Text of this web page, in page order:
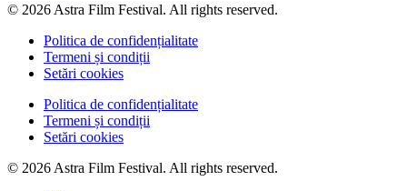
© 2026 Astra Film Festival. All rights reserved.
Politica de confidențialitate
Termeni și condiții
Setări cookies
Politica de confidențialitate
Termeni și condiții
Setări cookies
© 2026 Astra Film Festival. All rights reserved.